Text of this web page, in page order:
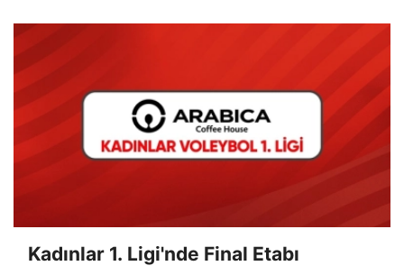
Kadınlar 1. Ligi'nde Final Etabı